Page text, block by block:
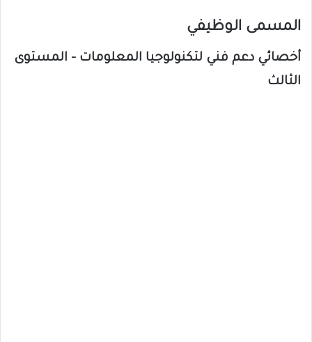
المسمى الوظيفي
أخصائي دعم فني لتكنولوجيا المعلومات – المستوى
الثالث